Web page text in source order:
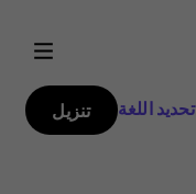
تحديد اللغة تنزيل